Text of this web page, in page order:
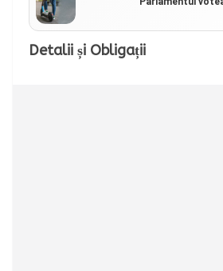
Detalii și Obligații